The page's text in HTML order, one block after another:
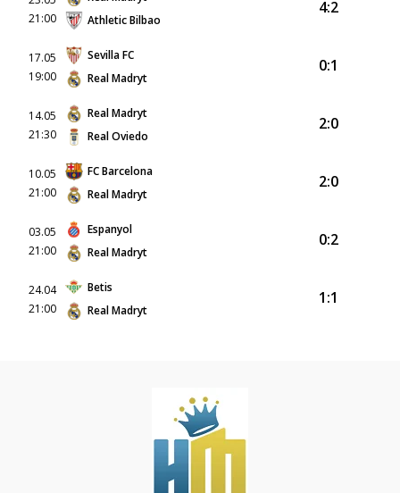
21:00
Athletic Bilbao
4:2
17.05
19:00
Sevilla FC
Real Madryt
0:1
14.05
21:30
Real Madryt
Real Oviedo
2:0
10.05
21:00
FC Barcelona
Real Madryt
2:0
03.05
21:00
Espanyol
Real Madryt
0:2
24.04
21:00
Betis
Real Madryt
1:1